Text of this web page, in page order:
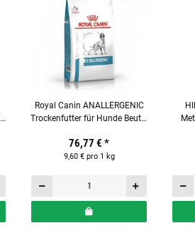
Royal Canin ANALLERGENIC
Trockenfutter für Hunde Beutel
76,77 € *
9,60 € pro 1 kg